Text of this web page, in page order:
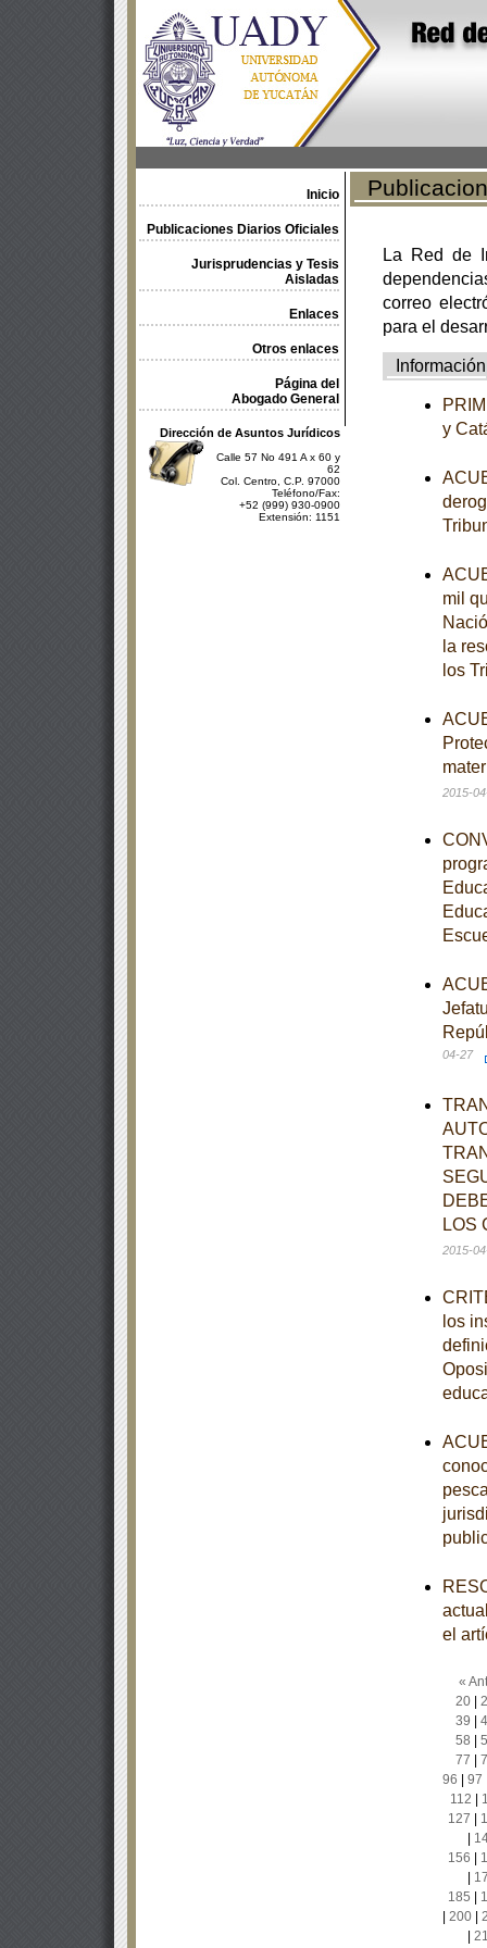
Inicio
Publicaciones Diarios Oficiales
Jurisprudencias y Tesis
Aisladas
Enlaces
Otros enlaces
Página del
Abogado General
Dirección de Asuntos Jurídicos
Calle 57 No 491 A x 60 y
62
Col. Centro, C.P. 97000
Teléfono/Fax:
+52 (999) 930-0900
Extensión: 1151
La Red de
correo
para el
Información
y
mil
la
los
2015-
04-27
LOS
2015-
los
el
«
20|
39
58
77
96
97
112
127
156
185
200|